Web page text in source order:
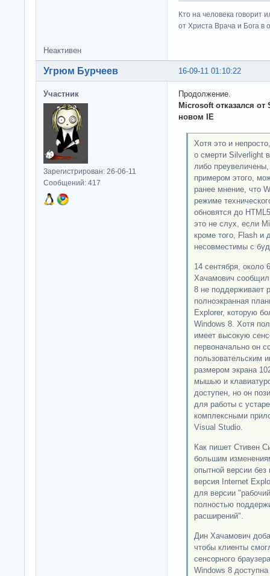
Кто на человека говорит
от Христа Врача и Бога в
Неактивен
16-09-11 01:10:22
Угрюм Бурчеев
Участник
Зарегистрирован: 26-06-11
Сообщений: 417
Продолжение.
Microsoft отказался
новом IE
Хотя это и
о смерти Silverlight
либо
примером этого,
ранее мнение, что
режиме
обновятся до
это не слух, если
кроме того, Flash и
несовместимы с
14 сентября, около
Хачамович
8 не поддерживает
полноэкранная
Explorer, которую
Windows 8. Хотя
имеет высокую
первоначально он
пользовательским
размером экрана
мышью и
доступен, но он
для работы с
комплексными
Visual Studio.
Как пишет Стивен
большим
опытной версии
версия Internet
для версии
полностью
расширений".
Дин Хачамович
чтобы клиенты
сенсорного
Windows 8